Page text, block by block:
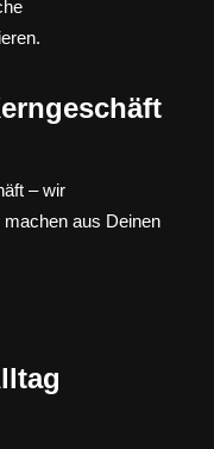
– wir
aus Deinen